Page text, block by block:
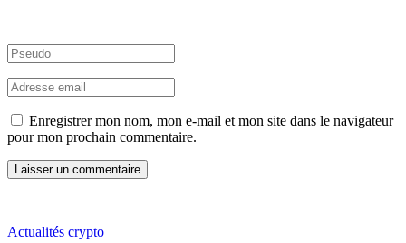
Enregistrer mon nom, mon e-mail et mon site dans le navigateur
pour mon prochain commentaire.
Actualités crypto